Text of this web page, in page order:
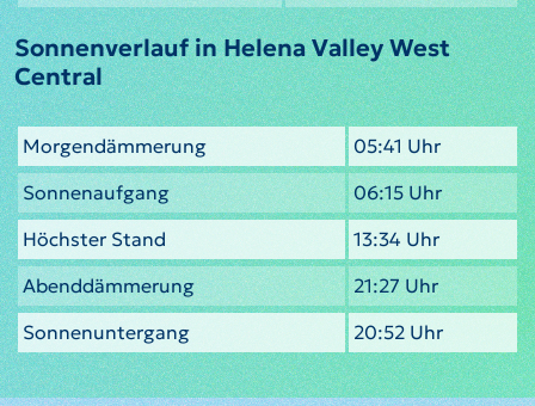
Sonnenverlauf in Helena Valley West
Central
Morgendämmerung
05:41 Uhr
Sonnenaufgang
06:15 Uhr
Höchster Stand
13:34 Uhr
Abenddämmerung
21:27 Uhr
Sonnenuntergang
20:52 Uhr